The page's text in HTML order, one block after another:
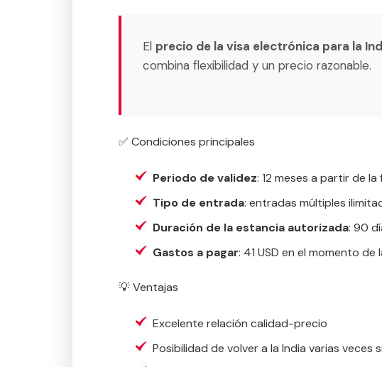
El precio de la visa electrónica para la
combina flexibilidad y un precio razonable.
✅ Condiciones principales
Periodo de validez: 12 meses a partir de
Tipo de entrada: entradas múltiples
Duración de la estancia autorizada: 90
Gastos a pagar: 41 USD en el momento de
💡 Ventajas
Excelente relación calidad-precio
Posibilidad de volver a la India varias veces